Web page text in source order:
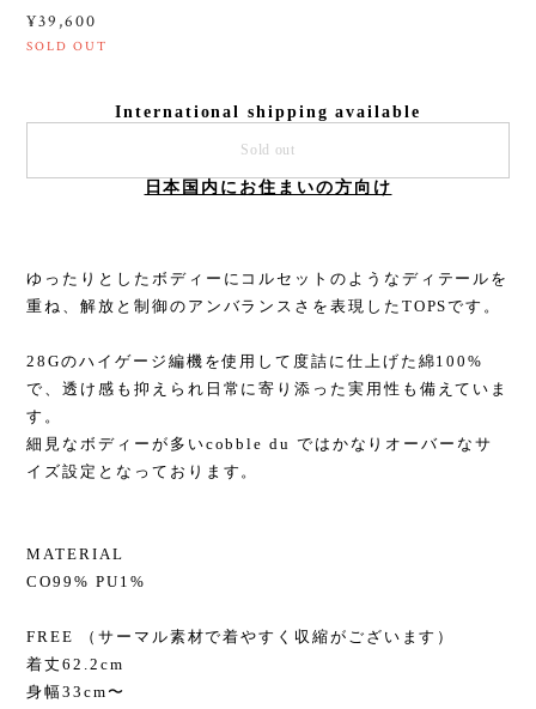
¥39,600
SOLD OUT
International shipping available
Sold out
日本国内にお住まいの方向け
ゆったりとしたボディーにコルセットのようなディテールを
重ね、解放と制御のアンバランスさを表現したTOPSです。
28Gのハイゲージ編機を使用して度詰に仕上げた綿100%
で、透け感も抑えられ日常に寄り添った実用性も備えていま
す。
細見なボディーが多いcobble du ではかなりオーバーなサ
イズ設定となっております。
MATERIAL
CO99% PU1%
FREE （サーマル素材で着やすく収縮がございます）
着丈62.2cm
身幅33cm〜